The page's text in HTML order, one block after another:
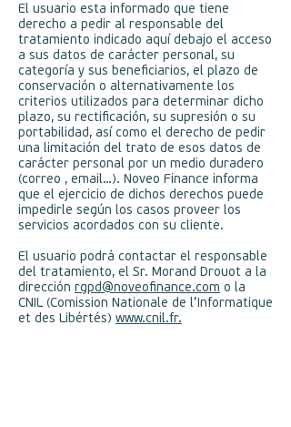
El usuario esta informado que tiene
derecho a pedir al responsable del
tratamiento indicado aquí debajo el acceso
a sus datos de carácter personal, su
categoría y sus beneficiarios, el plazo de
conservación o alternativamente los
criterios utilizados para determinar dicho
plazo, su rectificación, su supresión o su
portabilidad, así como el derecho de pedir
una limitación del trato de esos datos de
carácter personal por un medio duradero
(correo , email…). Noveo Finance informa
que el ejercicio de dichos derechos puede
impedirle según los casos proveer los
servicios acordados con su cliente.
El usuario podrá contactar el responsable
del tratamiento, el Sr. Morand Drouot a la
dirección rgpd@noveofinance.com o la
CNIL (Comission Nationale de l’Informatique
et des Libértés) www.cnil.fr.